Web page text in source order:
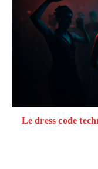
Le dress code